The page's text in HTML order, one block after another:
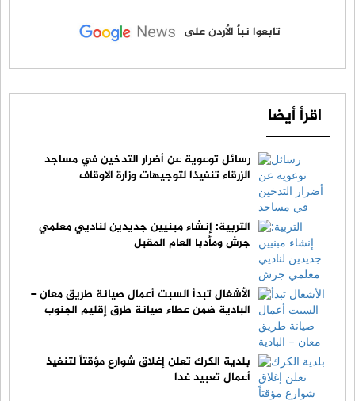
تابعوا نبأ الأردن على
اقرأ أيضا
رسائل توعوية عن أضرار التدخين في مساجد
الزرقاء تنفيذا لتوجيهات وزارة الاوقاف
التربية: إنشاء مبنيين جديدين لناديي معلمي
جرش ومأدبا العام المقبل
الأشغال تبدأ السبت أعمال صيانة طريق معان –
البادية ضمن عطاء صيانة طرق إقليم الجنوب
بلدية الكرك تعلن إغلاق شوارع مؤقتاً لتنفيذ
أعمال تعبيد غدا